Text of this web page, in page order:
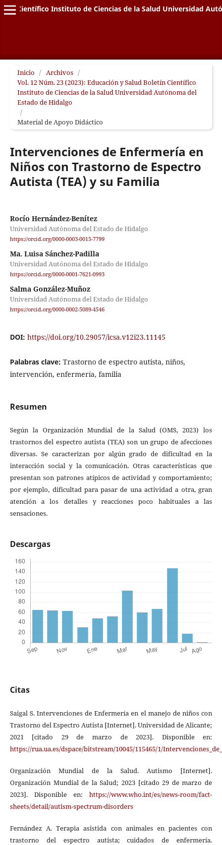
Científico Instituto de Ciencias de la Salud Universidad
Inicio / Archivos /
Vol. 12 Núm. 23 (2023): Educación y Salud Boletín Científico
Instituto de Ciencias de la Salud Universidad Autónoma del
Estado de Hidalgo
/
Material de Apoyo Didáctico
Intervenciones de Enfermería en
Niños con Trastorno de Espectro
Autista (TEA) y su Familia
Rocío Hernández-Benítez
Universidad Autónoma del Estado de Hidalgo
https://orcid.org/0000-0003-0015-7799
Ma. Luisa Sánchez-Padilla
Universidad Autónoma del Estado de Hidalgo
https://orcid.org/0000-0001-7621-0993
Salma González-Muñoz
Universidad Autónoma del Estado de Hidalgo
https://orcid.org/0000-0002-5089-4546
DOI: https://doi.org/10.29057/icsa.v12i23.11145
Palabras clave: Trastorno de espectro autista, niños,
intervención, enfermería, familia
Resumen
Según la Organización Mundial de la Salud (OMS, 2023) los
trastornos del espectro autista (TEA) son un grupo de afecciones
diversas. Se caracterizan por algún grado de dificultad en la
interacción social y la comunicación. Otras características que
presentan son patrones atípicos de actividad y comportamiento;
por ejemplo, dificultad para pasar de una actividad a otra, gran
atención a los detalles y reacciones poco habituales a las
sensaciones.
Descargas
Citas
Saigal S. Intervenciones de Enfermería en el manejo de niños con
Trastorno del Espectro Autista [Internet]. Universidad de Alicante;
2021 [citado 29 de marzo de 2023]. Disponible en:
https://rua.ua.es/dspace/bitstream/10045/115465/1/
Organización Mundial de la Salud. Autismo [Internet].
Organización Mundial de la Salud; 2023 [citado 29 de marzo de
2023]. Disponible en:https://www.who.int/es/news-room/fact-
sheets/detail/autism-spectrum-disorders
Fernández A. Terapia asistida con animales en pacientes con
trastorno del espectro autista; cuidados de enfermería.